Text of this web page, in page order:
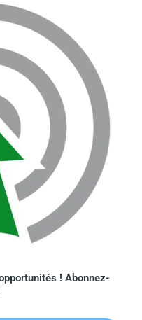
! Abonnez-